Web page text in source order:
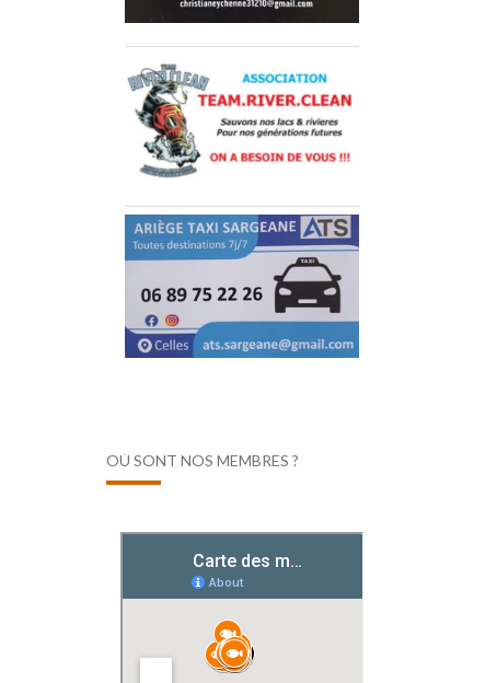
OÙ SONT NOS MEMBRES ?